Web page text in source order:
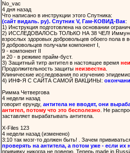
No_vac
4 дня назад
Что написано в инструкции этого Спутника:
(сайт видаль. ру). Спутник V, Гам-КОВИД-Вак:
1) Инструкция подготовлена на основании
2) ИССЛЕДОВАЛОСЬ ТОЛЬКО НА 38 ЧЕЛ!
взрослых здоровых добровольцев обоего пола в
9 добровольцев получали компонент I,
9 - компонент II
и 20 - в режиме прайм-буст.
3) Защитный титр антител в настоящее время
Продолжительность защиты неизвестна.
Клинические исследования по изучению
4) ИНФ-Я С САЙТА САМОЙ ВАКЦИНЫ:
Римма Четвергова
4 недели назад
говорит ерунду, антитела не вводят, они
антител, потому что это бесполезно. Не
заставляет вырабатывать антитела.
X-Files 123
4 недели назад (изменено)
3:10 так мозг-то должен быть! . Зачем
проверять на антитела, а потом уже - если их
прививку никогда не поверю. Теперь made in